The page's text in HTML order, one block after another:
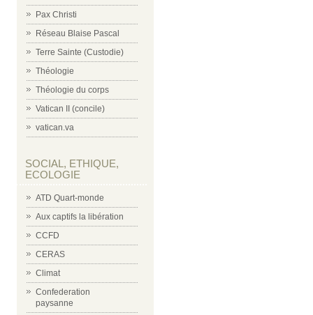
Pax Christi
Réseau Blaise Pascal
Terre Sainte (Custodie)
Théologie
Théologie du corps
Vatican II (concile)
vatican.va
SOCIAL, ETHIQUE,
ECOLOGIE
ATD Quart-monde
Aux captifs la libération
CCFD
CERAS
Climat
Confederation
paysanne